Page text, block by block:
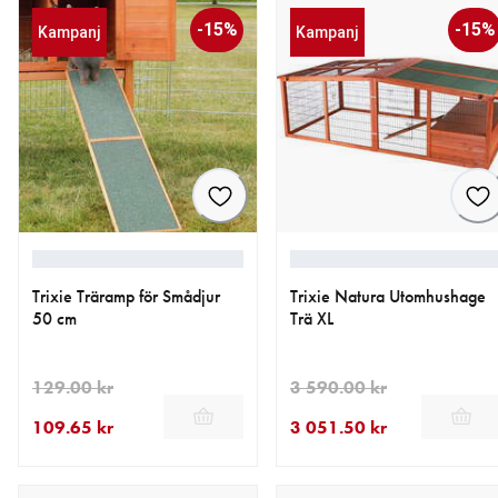
Kampanj -15%
Trixie Träramp för Smådjur
50 cm
109.65 kr
129.00 kr
Kampanj -15%
Trixie Natura Utomhushage
Trä XL
3 051.50 kr
3 590.00 kr